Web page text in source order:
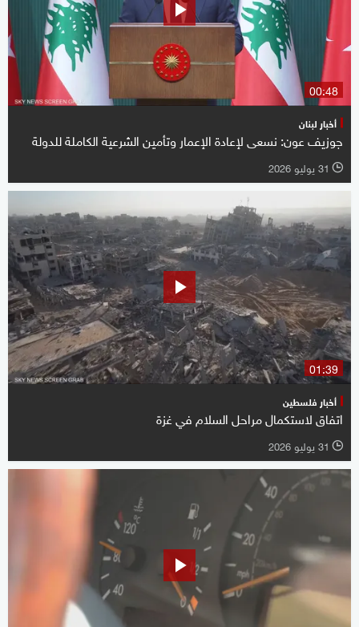
00:48
أخبار لبنان
جوزيف عون: نسعى لإعادة الإعمار وتأمين الشرعية الكاملة للدولة
l 31 يوليو 2026
01:39
أخبار فلسطين
اتفاق لاستكمال مراحل السلام في غزة
l 31 يوليو 2026